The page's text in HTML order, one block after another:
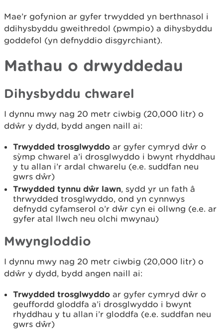
Mae’r gofynion ar gyfer trwydded yn berthnasol i
ddihysbyddu gweithredol (pwmpio) a dihysbyddu
goddefol (yn defnyddio disgyrchiant).
Mathau o drwyddedau
Dihysbyddu chwarel
I dynnu mwy nag 20 metr ciwbig (20,000 litr) o
ddŵr y dydd, bydd angen naill ai:
Trwydded trosglwyddo ar gyfer cymryd dŵr o
sỳmp chwarel a’i drosglwyddo i bwynt rhyddhau
y tu allan i’r ardal chwarelu (e.e. suddfan neu
gwrs dŵr)
Trwydded tynnu dŵr lawn, sydd yr un fath â
thrwydded trosglwyddo, ond yn cynnwys
defnydd cyfamserol o’r dŵr cyn ei ollwng (e.e. ar
gyfer atal llwch neu olchi mwynau)
Mwyngloddio
I dynnu mwy nag 20 metr ciwbig (20,000 litr) o
ddŵr y dydd, bydd angen naill ai:
Trwydded trosglwyddo ar gyfer cymryd dŵr o
geuffordd gloddfa a’i drosglwyddo i bwynt
rhyddhau y tu allan i’r gloddfa (e.e. suddfan neu
gwrs dŵr)